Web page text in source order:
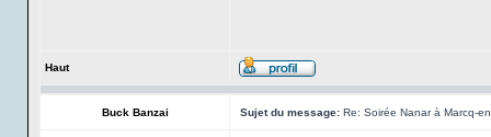
Haut
Buck Banzai Sujet du message: Re: Soirée Nanar à Marcq-